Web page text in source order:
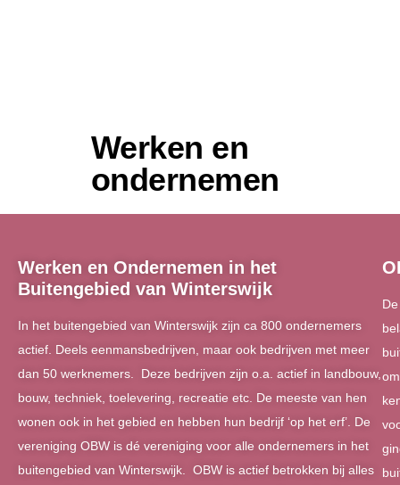
Werken en
ondernemen
Werken en Ondernemen in het
Buitengebied van Winterswijk
In het buitengebied van Winterswijk zijn ca 800 ondernemers
actief. Deels eenmansbedrijven, maar ook bedrijven met meer
dan 50 werknemers. Deze bedrijven zijn o.a. actief in landbouw,
bouw, techniek, toelevering, recreatie etc. De meeste van hen
wonen ook in het gebied en hebben hun bedrijf ‘op het erf’. De
vereniging OBW is dé vereniging voor alle ondernemers in het
buitengebied van Winterswijk. OBW is actief betrokken bij alles